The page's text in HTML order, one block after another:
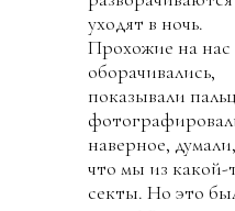
уходят в ночь.
Прохожие на нас
оборачивались,
показывали
наверное, думали,
что мы из какой-
секты. Но это